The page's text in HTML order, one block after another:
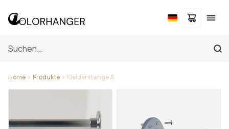
Home Produkte Kleiderstange A